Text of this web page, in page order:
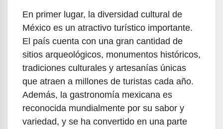
En primer lugar, la diversidad cultural de
México es un atractivo turístico importante.
El país cuenta con una gran cantidad de
sitios arqueológicos, monumentos históricos,
tradiciones culturales y artesanías únicas
que atraen a millones de turistas cada año.
Además, la gastronomía mexicana es
reconocida mundialmente por su sabor y
variedad, y se ha convertido en una parte